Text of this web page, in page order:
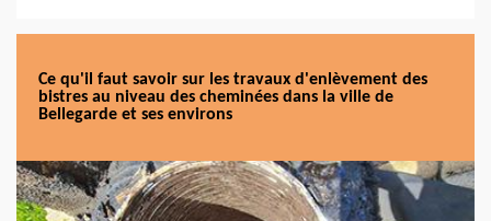
Ce qu'il faut savoir sur les travaux d'enlèvement des
bistres au niveau des cheminées dans la ville de
Bellegarde et ses environs